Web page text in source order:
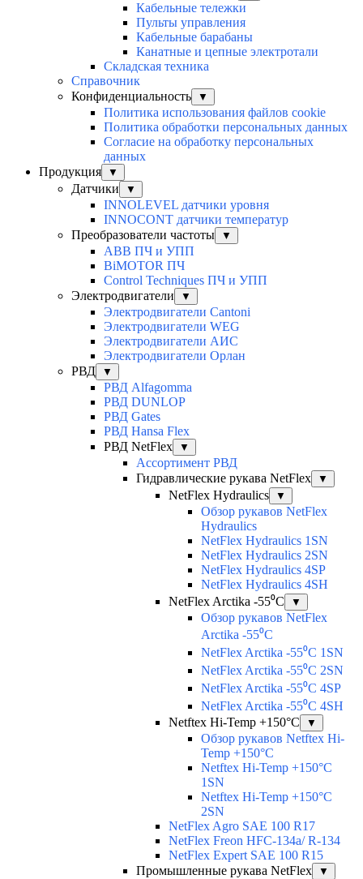
Кабельные тележки
Пульты управления
Кабельные барабаны
Канатные и цепные электротали
Складская техника
Справочник
Конфиденциальность
▼
Политика использования файлов cookie
Политика обработки персональных данных
Согласие на обработку персональных
данных
Продукция
▼
Датчики ▼
INNOLEVEL датчики уровня
INNOCONT датчики температур
Преобразователи частоты
▼
ABB ПЧ и УПП
BiMOTOR ПЧ
Control Techniques ПЧ и УПП
Электродвигатели
▼
Электродвигатели Cantoni
Электродвигатели WEG
Электродвигатели АИС
Электродвигатели Орлан
РВД
▼
РВД Alfagomma
РВД DUNLOP
РВД Gates
РВД Hansa Flex
РВД NetFlex
▼
Ассортимент РВД
Гидравлические рукава NetFlex
▼
NetFlex Hydraulics ▼
Обзор рукавов NetFlex
Hydraulics
NetFlex Hydraulics 1SN
NetFlex Hydraulics 2SN
NetFlex Hydraulics 4SP
NetFlex Hydraulics 4SH
NetFlex Arctika -55⁰C
▼
Обзор рукавов NetFlex
Arctika -55⁰C
NetFlex Arctika -55⁰C 1SN
NetFlex Arctika -55⁰C 2SN
NetFlex Arctika -55⁰C 4SP
NetFlex Arctika -55⁰C 4SH
Netftex Hi-Temp +150°С
▼
Обзор рукавов Netftex Hi-
Temp +150°С
Netftex Hi-Temp +150°С
1SN
Netftex Hi-Temp +150°С
2SN
NetFlex Agro SAE 100 R17
NetFlex Freon HFC-134a/ R-134
NetFlex Expert SAE 100 R15
Промышленные рукава NetFlex
▼